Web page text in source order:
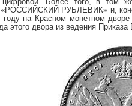
«РОССИЙСКИЙ РУБЛЕВИК» и,
году на Красном монетном
этого двора из ведения